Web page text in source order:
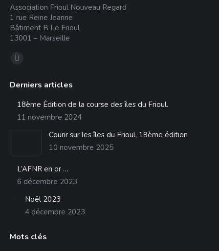
Association Frioul Nouveau Regard
1 rue Reine Jeanne
Bâtiment B Le Frioul
13001 – Marseille
Trouvez nous sur :
La
Facebook
s'ouvre
dans
Derniers articles
18ème Édition de la course des îles du Frioul.
11 novembre 2024
Courir sur les îles du Frioul, 19ème édition
10 novembre 2025
L’AFNR en or …
6 décembre 2023
Noël 2023
4 décembre 2023
Mots clés